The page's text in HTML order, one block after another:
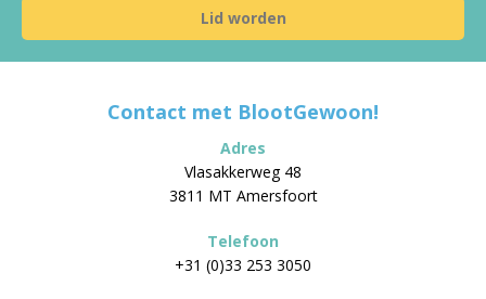
Lid worden
Contact met BlootGewoon!
Adres
Vlasakkerweg 48
3811 MT Amersfoort
Telefoon
+31 (0)33 253 3050